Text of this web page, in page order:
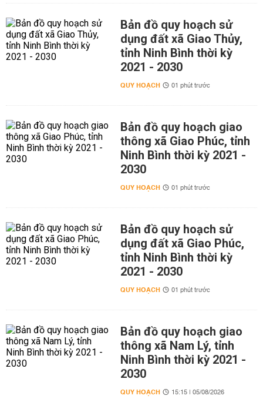
Bản đồ quy hoạch sử
dụng đất xã Giao Thủy,
tỉnh Ninh Bình thời kỳ
2021 - 2030
QUY HOẠCH 01 phút trước
Bản đồ quy hoạch giao
thông xã Giao Phúc, tỉnh
Ninh Bình thời kỳ 2021 -
2030
QUY HOẠCH 01 phút trước
Bản đồ quy hoạch sử
dụng đất xã Giao Phúc,
tỉnh Ninh Bình thời kỳ
2021 - 2030
QUY HOẠCH 01 phút trước
Bản đồ quy hoạch giao
thông xã Nam Lý, tỉnh
Ninh Bình thời kỳ 2021 -
2030
QUY HOẠCH 15:15 | 05/08/2026